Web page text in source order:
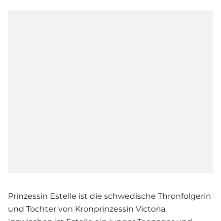
Prinzessin Estelle ist die schwedische Thronfolgerin
und Tochter von Kronprinzessin Victoria.